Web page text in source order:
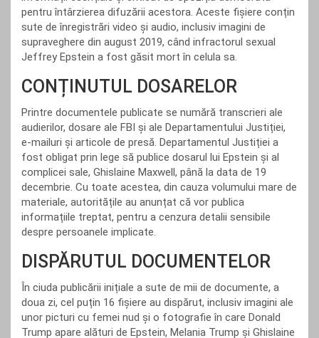
pentru întârzierea difuzării acestora. Aceste fișiere conțin
sute de înregistrări video și audio, inclusiv imagini de
supraveghere din august 2019, când infractorul sexual
Jeffrey Epstein a fost găsit mort în celula sa.
CONȚINUTUL DOSARELOR
Printre documentele publicate se numără transcrieri ale
audierilor, dosare ale FBI și ale Departamentului Justiției,
e-mailuri și articole de presă. Departamentul Justiției a
fost obligat prin lege să publice dosarul lui Epstein și al
complicei sale, Ghislaine Maxwell, până la data de 19
decembrie. Cu toate acestea, din cauza volumului mare de
materiale, autoritățile au anunțat că vor publica
informațiile treptat, pentru a cenzura detalii sensibile
despre persoanele implicate.
DISPĂRUTUL DOCUMENTELOR
În ciuda publicării inițiale a sute de mii de documente, a
doua zi, cel puțin 16 fișiere au dispărut, inclusiv imagini ale
unor picturi cu femei nud și o fotografie în care Donald
Trump apare alături de Epstein, Melania Trump și Ghislaine